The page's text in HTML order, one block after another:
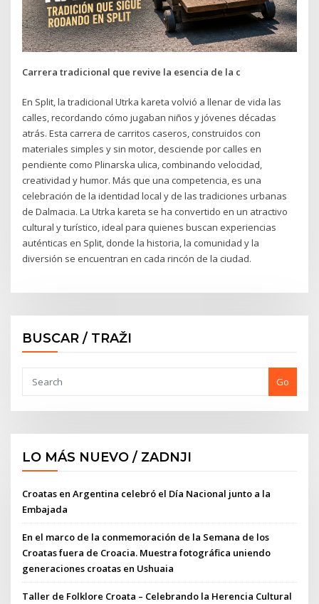
Carrera tradicional que revive la esencia de la c
En Split, la tradicional Utrka kareta volvió a llenar de vida las
calles, recordando cómo jugaban niños y jóvenes décadas
atrás. Esta carrera de carritos caseros, construidos con
materiales simples y sin motor, desciende por calles en
pendiente como Plinarska ulica, combinando velocidad,
creatividad y humor. Más que una competencia, es una
celebración de la identidad local y de las tradiciones urbanas
de Dalmacia. La Utrka kareta se ha convertido en un atractivo
cultural y turístico, ideal para quienes buscan experiencias
auténticas en Split, donde la historia, la comunidad y la
diversión se encuentran en cada rincón de la ciudad.
BUSCAR / TRAŽI
Go
LO MÁS NUEVO / ZADNJI
Croatas en Argentina celebró el Día Nacional junto a la
Embajada
En el marco de la conmemoración de la Semana de los
Croatas fuera de Croacia. Muestra fotográfica uniendo
generaciones croatas en Ushuaia
Taller de Folklore Croata – Celebrando la Herencia Cultural